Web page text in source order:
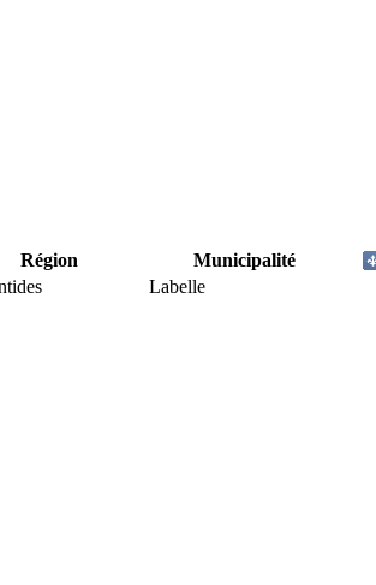
Région Municipalité
Labelle